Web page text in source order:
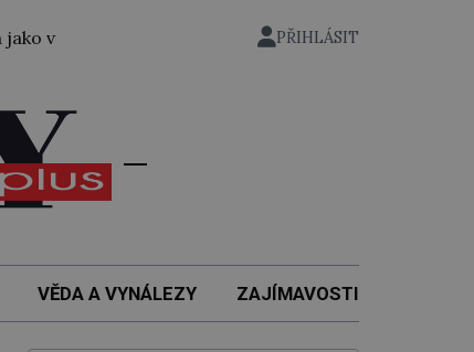
první žena přeplavala kanál La Manche. Zabralo jí to
PŘIHLÁSIT
VĚDA A VYNÁLEZY ZAJÍMAVOSTI